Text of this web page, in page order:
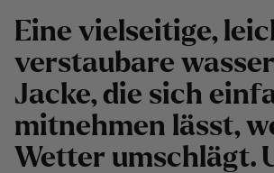
Eine vielseitige,
verstaubare
Jacke, die sich
mitnehmen lässt,
Wetter umschlägt.